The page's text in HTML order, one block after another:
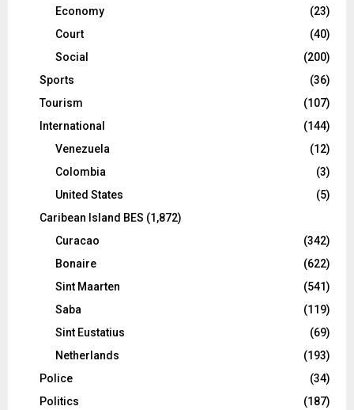
Economy
(23)
Court
(40)
Social
(200)
Sports
(36)
Tourism
(107)
International
(144)
Venezuela
(12)
Colombia
(3)
United States
(5)
Caribean Island BES (1,872)
Curacao
(342)
Bonaire
(622)
Sint Maarten
(541)
Saba
(119)
Sint Eustatius
(69)
Netherlands
(193)
Police
(34)
Politics
(187)